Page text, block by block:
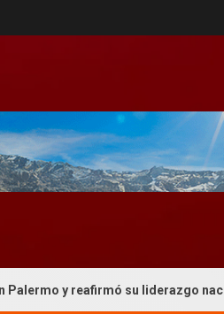
y reafirmó su liderazgo nacional